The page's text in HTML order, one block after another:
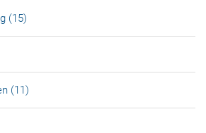
(15)
(11)